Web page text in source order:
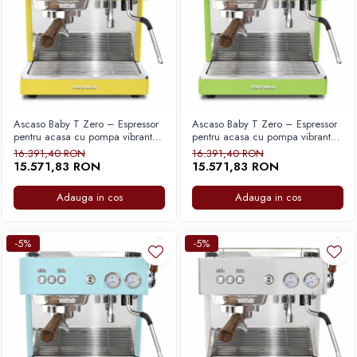
Timemore
Toddy
TONE
Ubermilk
Wilfa
Zuma
Ascaso Baby T Zero – Espressor
pentru acasa cu pompa vibranta,
sistem Thermoblock si control
stabil al temperaturii pentru
extractie precisa – Galben
16.391,40 RON
15.571,83 RON
Adauga in cos
Ascaso Baby T Zero – Espressor
pentru acasa cu pompa vibranta,
sistem Thermoblock si control
stabil al temperaturii pentru
extractie precisa – Verde
Pistachio
16.391,40 RON
15.571,83 RON
Adauga in cos
-5% -5%